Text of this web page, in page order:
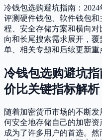
冷钱包选购避坑指南：
评测硬件钱包、软件钱包
程、安全存储方案和横向
向和长尾搜索需求展开，
单、相关专题和后续更新重
冷钱包选购避坑
价比关键指标解析
随着加密货币市场的不断
何安全地存储自己的加密资
成为了许多用户的首选。